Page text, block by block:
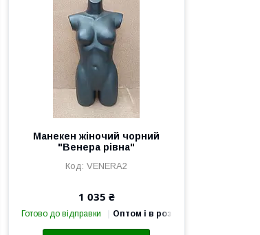
Манекен жіночий чорний
"Венера рівна"
VENERA2
1 035 ₴
Готово до відправки Оптом і в роздріб